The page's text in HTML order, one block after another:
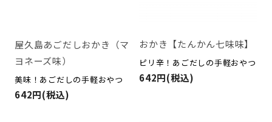
屋久島あごだしおかき（マ
ヨネーズ味）
美味！あごだしの手軽おやつ
642円(税込)
おかき【たんかん七味味】
ピリ辛！あごだしの手軽おやつ
642円(税込)